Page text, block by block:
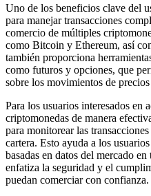
Uno de los beneficios clave del
para manejar transacciones
comercio de múltiples
como Bitcoin y Ethereum, así
también proporciona
como futuros y opciones, que
sobre los movimientos de
Para los usuarios interesados ​​en
criptomonedas de manera
para monitorear las
cartera. Esto ayuda a los
basadas en datos del mercado
enfatiza la seguridad y el
puedan comerciar con confianza.